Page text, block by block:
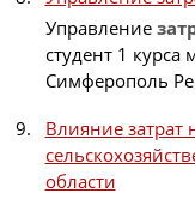
Управление
студент 1
Симферополь
Влияние затрат
области